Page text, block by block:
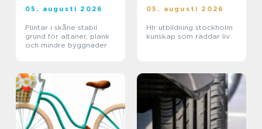
05. augusti 2026
Plintar i skåne stabil
grund för altaner, plank
och mindre byggnader
05. augusti 2026
Hlr utbildning stockholm
kunskap som räddar liv